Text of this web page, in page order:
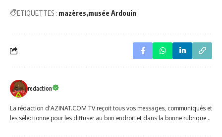
ETIQUETTES : mazères musée Ardouin
redaction
La rédaction d'AZINAT.COM TV reçoit tous vos messages, communiqués et
les sélectionne pour les diffuser au bon endroit et dans la bonne rubrique ..